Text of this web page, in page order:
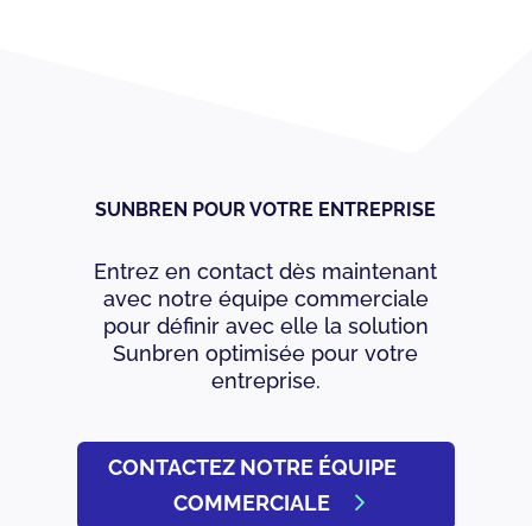
SUNBREN POUR VOTRE ENTREPRISE
Entrez en contact dès maintenant
avec notre équipe commerciale
pour définir avec elle la solution
Sunbren optimisée pour votre
entreprise.
CONTACTEZ NOTRE ÉQUIPE
COMMERCIALE